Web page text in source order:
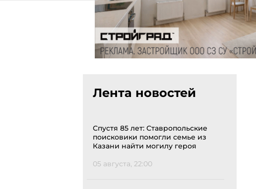
Лента новостей
Спустя 85 лет: Ставропольские
поисковики помогли семье из
Казани найти могилу героя
05 августа, 22:00